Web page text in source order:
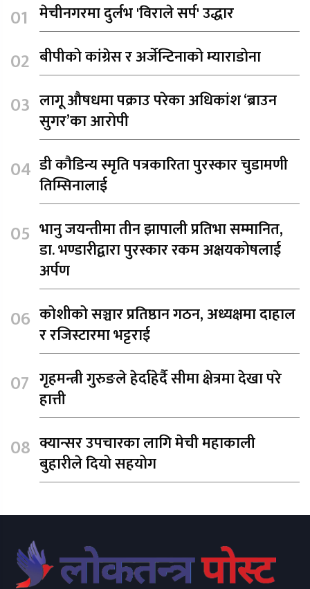
मेचीनगरमा दुर्लभ 'विराले सर्प' उद्धार
बीपीको कांग्रेस र अर्जेन्टिनाको म्याराडोना
लागू औषधमा पक्राउ परेका अधिकांश ‘ब्राउन
सुगर’का आरोपी
डी कौडिन्य स्मृति पत्रकारिता पुरस्कार चुडामणी
तिम्सिनालाई
भानु जयन्तीमा तीन झापाली प्रतिभा सम्मानित,
डा. भण्डारीद्वारा पुरस्कार रकम अक्षयकोषलाई
अर्पण
कोशीको सञ्चार प्रतिष्ठान गठन, अध्यक्षमा दाहाल
र रजिस्टारमा भट्टराई
गृहमन्त्री गुरुङले हेर्दाहेर्दै सीमा क्षेत्रमा देखा परे
हात्ती
क्यान्सर उपचारका लागि मेची महाकाली
बुहारीले दियो सहयोग